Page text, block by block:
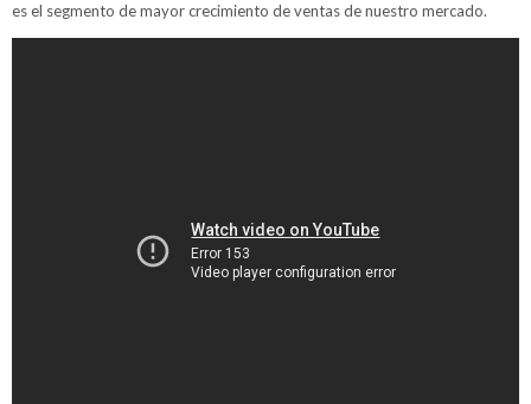
es el segmento de mayor crecimiento de ventas de nuestro mercado.